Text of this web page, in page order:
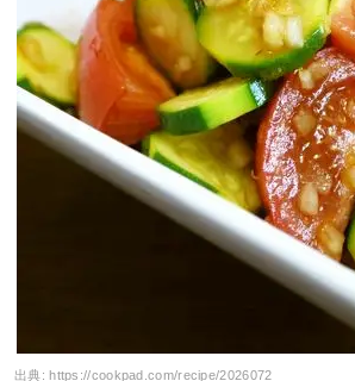
出典:https://cookpad.com/recipe/2026072